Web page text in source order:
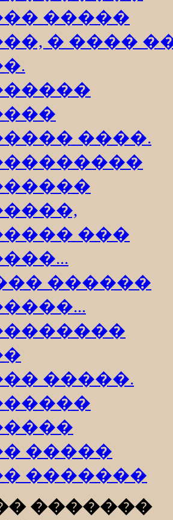
�����
� ����
����.
���
������
�����.
�����
�������
�������